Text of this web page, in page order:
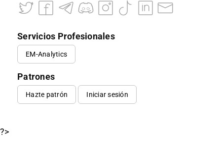
Servicios Profesionales
EM-Analytics
Patrones
Hazte patrón Iniciar sesión
?>